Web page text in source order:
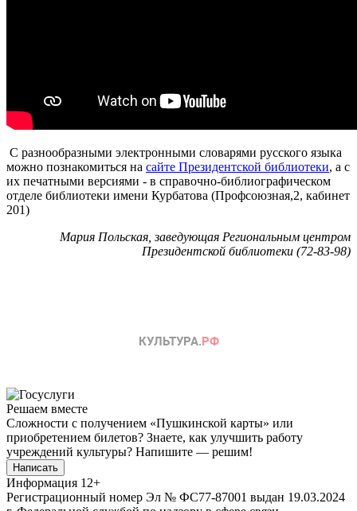
С разнообразными электронными словарями русского языка
можно познакомиться на сайте Президентской библиотеки, а с
их печатными версиями - в справочно-библиографическом
отделе библиотеки имени Курбатова (Профсоюзная,2, кабинет
201)
Мария Польская, заведующая Региональным центром
Президентской библиотеки (72-83-98)
Решаем вместе
Сложности с получением «Пушкинской карты» или
приобретением билетов? Знаете, как улучшить работу
учреждений культуры? Напишите — решим!
Написать
Информация 12+
Регистрационный номер Эл № ФС77-87001 выдан 19.03.2024